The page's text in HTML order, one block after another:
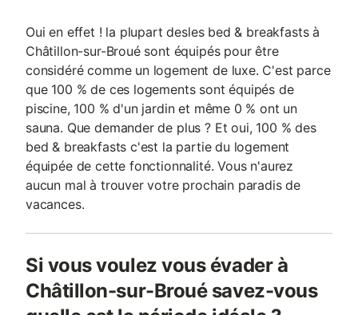
Oui en effet ! la plupart desles bed & breakfasts à
Châtillon-sur-Broué sont équipés pour être
considéré comme un logement de luxe. C'est parce
que 100 % de ces logements sont équipés de
piscine, 100 % d'un jardin et même 0 % ont un
sauna. Que demander de plus ? Et oui, 100 % des
bed & breakfasts c'est la partie du logement
équipée de cette fonctionnalité. Vous n'aurez
aucun mal à trouver votre prochain paradis de
vacances.
Si vous voulez vous évader à
Châtillon-sur-Broué savez-vous